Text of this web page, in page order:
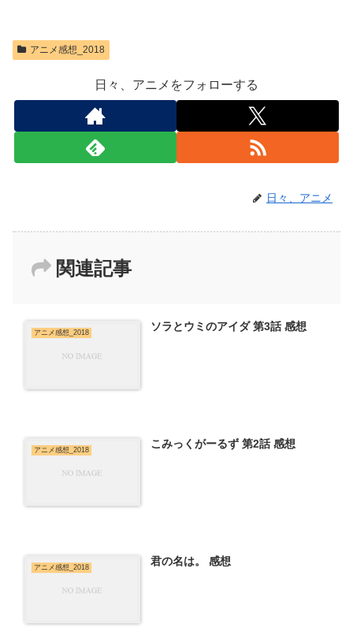
アニメ感想_2018
日々、アニメをフォローする
日々、アニメ
関連記事
アニメ感想_2018 ソラとウミのアイダ 第3話 感想
アニメ感想_2018 こみっくがーるず 第2話 感想
アニメ感想_2018 君の名は。 感想